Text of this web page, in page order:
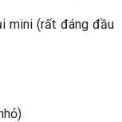
mini (rất đáng đầu